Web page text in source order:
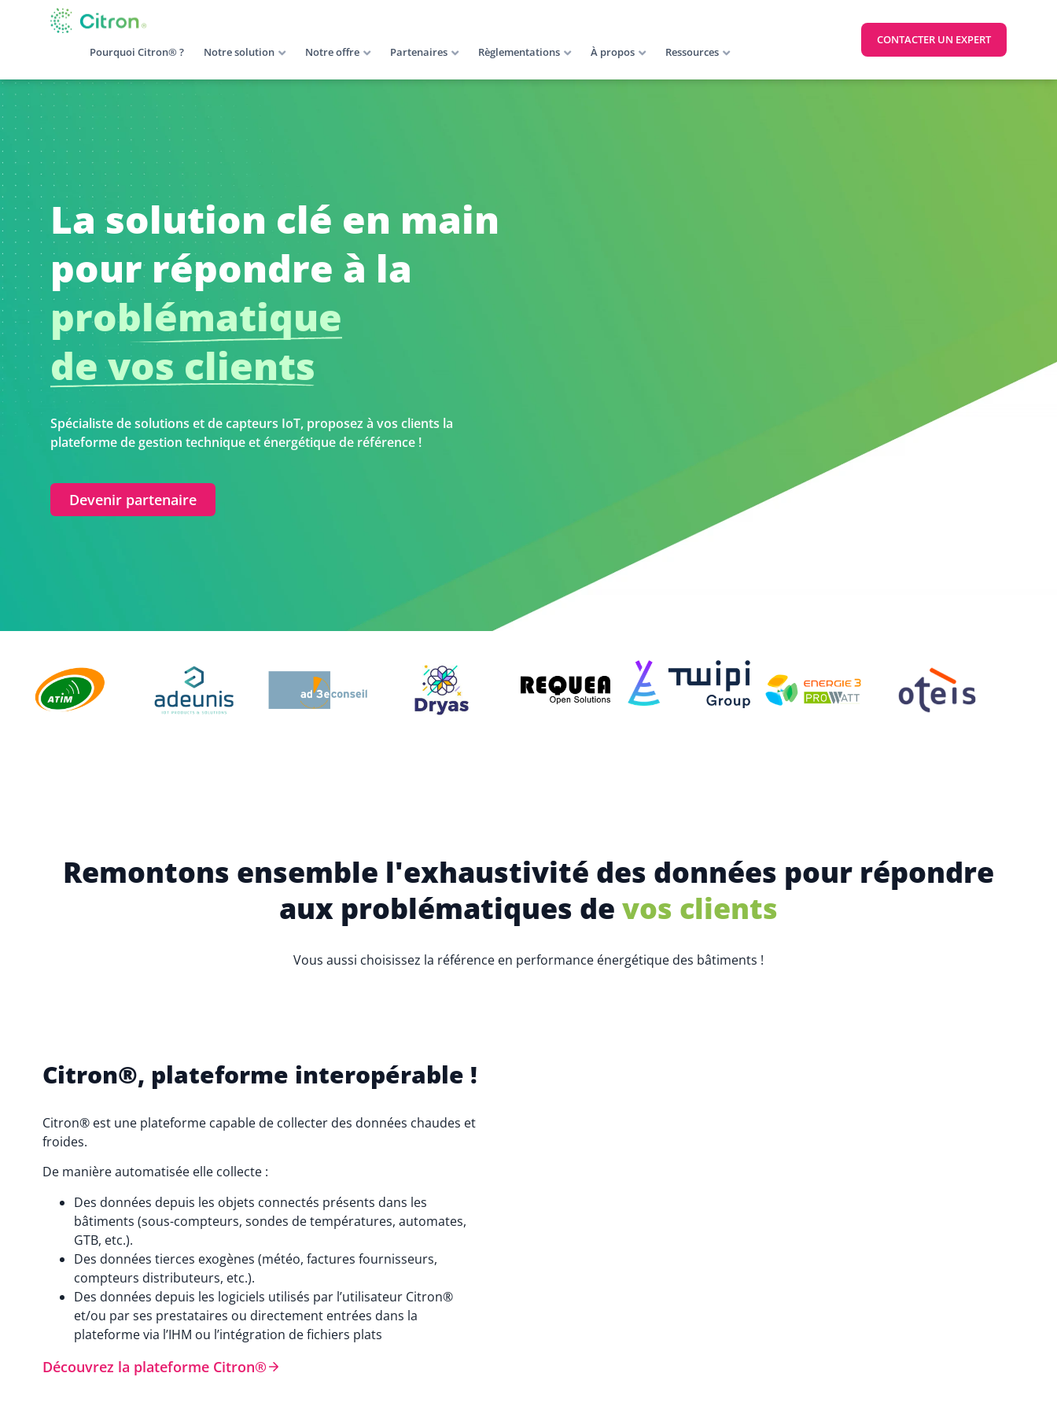
Pourquoi Citron® ? Notre solution Notre offre Partenaires Règlementations À propos Ressources
CONTACTER UN EXPERT
La solution clé en main
pour répondre à la
problématique
de vos clients
Spécialiste de solutions et de capteurs IoT, proposez à vos clients la
plateforme de gestion technique et énergétique de référence !
Devenir partenaire
Remontons ensemble l'exhaustivité des données pour répondre
aux problématiques de vos clients
Vous aussi choisissez la référence en performance énergétique des bâtiments !
Citron®, plateforme interopérable !
Citron® est une plateforme capable de collecter des données chaudes et
froides.
De manière automatisée elle collecte :
Des données depuis les objets connectés présents dans les
bâtiments (sous-compteurs, sondes de températures, automates,
GTB, etc.).
Des données tierces exogènes (météo, factures fournisseurs,
compteurs distributeurs, etc.).
Des données depuis les logiciels utilisés par l’utilisateur Citron®
et/ou par ses prestataires ou directement entrées dans la
plateforme via l’IHM ou l’intégration de fichiers plats
Découvrez la plateforme Citron®